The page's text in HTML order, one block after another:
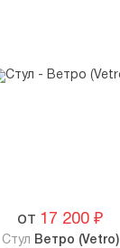
от 17 200 ₽
Стул Ветро (Vetro)